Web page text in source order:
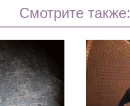
Смотрите также: